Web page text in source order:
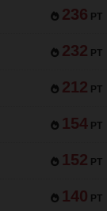
236 PT
232 PT
212 PT
154 PT
152 PT
140 PT